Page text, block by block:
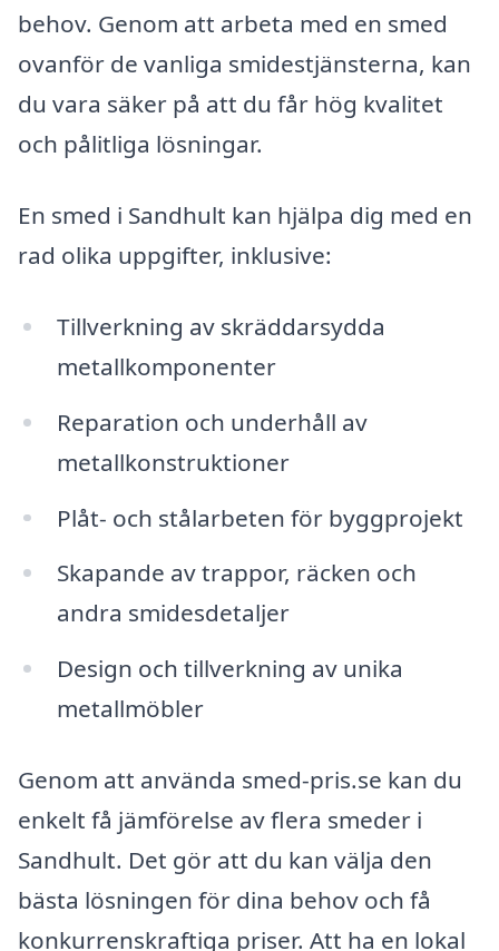
behov. Genom att arbeta med en smed
ovanför de vanliga smidestjänsterna, kan
du vara säker på att du får hög kvalitet
och pålitliga lösningar.
En smed i Sandhult kan hjälpa dig med en
rad olika uppgifter, inklusive:
Tillverkning av skräddarsydda
metallkomponenter
Reparation och underhåll av
metallkonstruktioner
Plåt- och stålarbeten för byggprojekt
Skapande av trappor, räcken och
andra smidesdetaljer
Design och tillverkning av unika
metallmöbler
Genom att använda smed-pris.se kan du
enkelt få jämförelse av flera smeder i
Sandhult. Det gör att du kan välja den
bästa lösningen för dina behov och få
konkurrenskraftiga priser. Att ha en lokal